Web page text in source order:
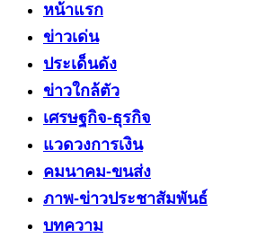
หน้าแรก
ข่าวเด่น
ประเด็นดัง
ข่าวใกล้ตัว
เศรษฐกิจ-ธุรกิจ
แวดวงการเงิน
คมนาคม-ขนส่ง
ภาพ-ข่าวประชาสัมพันธ์
บทความ